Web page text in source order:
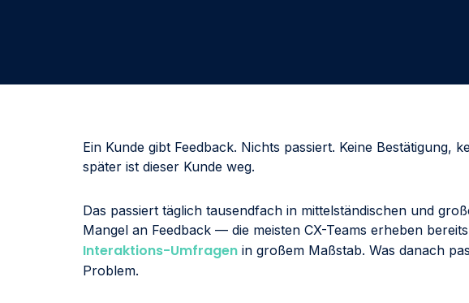
Ein Kunde gibt Feedback. Nichts passiert. Keine Bestätigung,
später ist dieser Kunde weg.
Das passiert täglich tausendfach in mittelständischen und
Mangel an Feedback — die meisten CX-Teams erheben bereits
Interaktions-Umfragen in großem Maßstab. Was danach
Problem.